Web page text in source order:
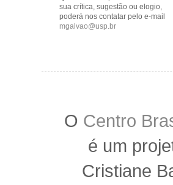
sua crítica, sugestão ou elogio,
poderá nos contatar pelo e-mail
mgalvao@usp.br
O Centro
é um
Cristiane